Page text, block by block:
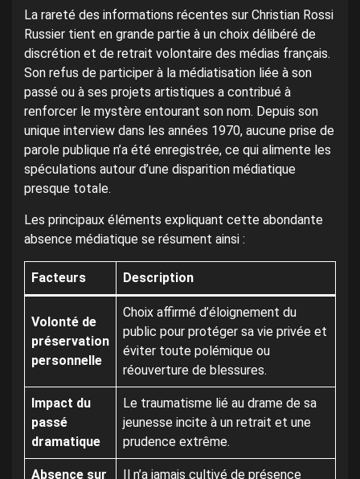
La rareté des informations récentes sur Christian Rossi
Russier tient en grande partie à un choix délibéré de
discrétion et de retrait volontaire des médias français.
Son refus de participer à la médiatisation liée à son
passé ou à ses projets artistiques a contribué à
renforcer le mystère entourant son nom. Depuis son
unique interview dans les années 1970, aucune prise de
parole publique n’a été enregistrée, ce qui alimente les
spéculations autour d’une disparition médiatique
presque totale.
Les principaux éléments expliquant cette abondante
absence médiatique se résument ainsi :
Facteurs Description
Volonté de
préservation
personnelle
Choix affirmé d’éloignement du
public pour protéger sa vie privée et
éviter toute polémique ou
réouverture de blessures.
Impact du
passé
dramatique
Le traumatisme lié au drame de sa
jeunesse incite à un retrait et une
prudence extrême.
Absence sur
Il n’a jamais cultivé de présence